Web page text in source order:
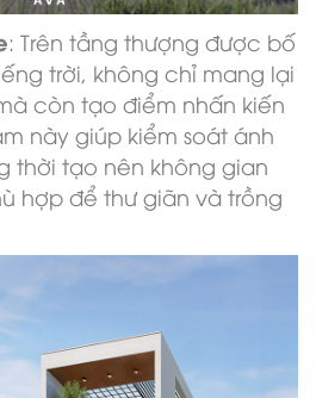
: Trên tầng thượng được bố
trời, không chỉ mang lại
còn tạo điểm nhấn kiến
này giúp kiểm soát ánh
thời tạo nên không gian
hợp để thư giãn và trồng